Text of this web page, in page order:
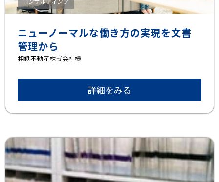
ニューノーマルな働き方の実現を文書
管理から
相鉄不動産株式会社様
詳細をみる